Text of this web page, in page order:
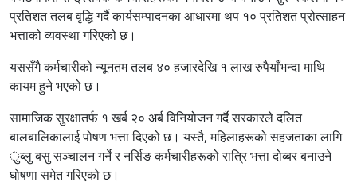
प्रतिशत तलब वृद्धि गर्दै कार्यसम्पादनका आधारमा थप १० प्रतिशत प्रोत्साहन
भत्ताको व्यवस्था गरिएको छ।
यससँगै कर्मचारीको न्यूनतम तलब ४० हजारदेखि १ लाख रुपैयाँभन्दा माथि
कायम हुने भएको छ।
सामाजिक सुरक्षातर्फ १ खर्ब २० अर्ब विनियोजन गर्दै सरकारले दलित
बालबालिकालाई पोषण भत्ता दिएको छ। यस्तै, महिलाहरूको सहजताका लागि
ुब्लु बसु सञ्चालन गर्ने र नर्सिङ कर्मचारीहरूको रात्रि भत्ता दोब्बर बनाउने
घोषणा समेत गरिएको छ।